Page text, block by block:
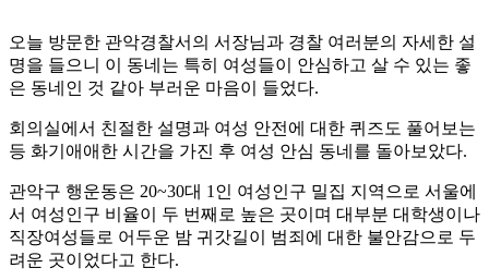
오늘 방문한 관악경찰서의 서장님과 경찰 여러분의 자세한 설
명을 들으니 이 동네는 특히 여성들이 안심하고 살 수 있는 좋
은 동네인 것 같아 부러운 마음이 들었다.
회의실에서 친절한 설명과 여성 안전에 대한 퀴즈도 풀어보는
등 화기애애한 시간을 가진 후 여성 안심 동네를 돌아보았다.
관악구 행운동은 20~30대 1인 여성인구 밀집 지역으로 서울에
서 여성인구 비율이 두 번째로 높은 곳이며 대부분 대학생이나
직장여성들로 어두운 밤 귀갓길이 범죄에 대한 불안감으로 두
려운 곳이었다고 한다.